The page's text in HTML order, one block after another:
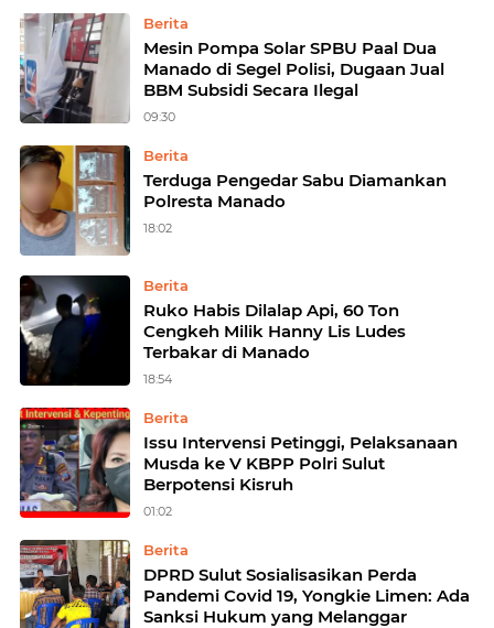
Berita
Mesin Pompa Solar SPBU Paal Dua
Manado di Segel Polisi, Dugaan Jual
BBM Subsidi Secara Ilegal
09:30
Berita
Terduga Pengedar Sabu Diamankan
Polresta Manado
18:02
Berita
Ruko Habis Dilalap Api, 60 Ton
Cengkeh Milik Hanny Lis Ludes
Terbakar di Manado
18:54
Berita
Issu Intervensi Petinggi, Pelaksanaan
Musda ke V KBPP Polri Sulut
Berpotensi Kisruh
01:02
Berita
DPRD Sulut Sosialisasikan Perda
Pandemi Covid 19, Yongkie Limen: Ada
Sanksi Hukum yang Melanggar